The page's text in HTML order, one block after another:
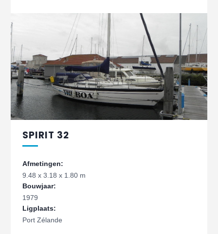
SPIRIT 32
Afmetingen:
9.48 x 3.18 x 1.80 m
Bouwjaar:
1979
Ligplaats:
Port Zélande